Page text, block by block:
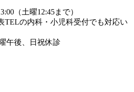
（土曜12:45まで）
TELの内科・小児科受付でも対応い
午後、日祝休診